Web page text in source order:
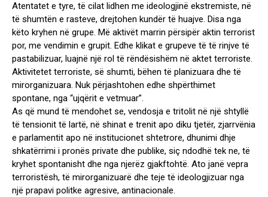
Atentatet e tyre, të cilat lidhen me ideologjinë ekstremiste, në
të shumtën e rasteve, drejtohen kundër të huajve. Disa nga
këto kryhen në grupe. Më aktivët marrin përsipër aktin terrorist
por, me vendimin e grupit. Edhe klikat e grupeve të të rinjve të
pastabilizuar, luajnë një rol të rëndësishëm në aktet terroriste.
Aktivitetet terroriste, së shumti, bëhen të planizuara dhe të
mirorganizuara. Nuk përjashtohen edhe shpërthimet
spontane, nga “ujqërit e vetmuar”.
As që mund të mendohet se, vendosja e tritolit në një shtyllë
të tensionit të lartë, në shinat e trenit apo diku tjetër, zjarrvënia
e parlamentit apo në institucionet shtetrore, dhunimi dhje
shkatërrimi i pronës private dhe publike, siç ndodhë tek ne, të
kryhet spontanisht dhe nga njerëz gjakftohtë. Ato janë vepra
terroristësh, të mirorganizuarë dhe teje të ideologjizuar nga
një prapavi politke agresive, antinacionale.